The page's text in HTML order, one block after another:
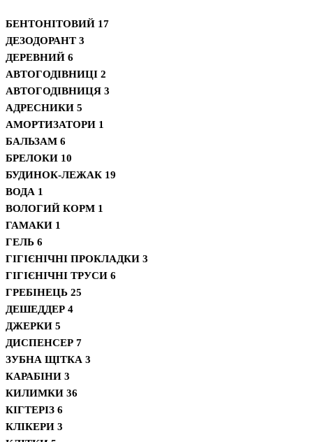
БЕНТОНІТОВИЙ 17
ДЕЗОДОРАНТ 3
ДЕРЕВНИЙ 6
АВТОГОДІВНИЦІ 2
АВТОГОДІВНИЦЯ 3
АДРЕСНИКИ 5
АМОРТИЗАТОРИ 1
БАЛЬЗАМ 6
БРЕЛОКИ 10
БУДИНОК-ЛЕЖАК 19
ВОДА 1
ВОЛОГИЙ КОРМ 1
ГАМАКИ 1
ГЕЛЬ 6
ГІГІЄНІЧНІ ПРОКЛАДКИ 3
ГІГІЄНІЧНІ ТРУСИ 6
ГРЕБІНЕЦЬ 25
ДЕШЕДДЕР 4
ДЖЕРКИ 5
ДИСПЕНСЕР 7
ЗУБНА ЩІТКА 3
КАРАБІНИ 3
КИЛИМКИ 36
КІГТЕРІЗ 6
КЛІКЕРИ 3